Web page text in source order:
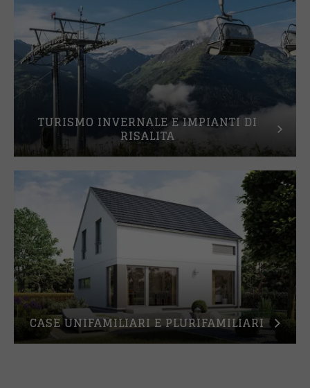
TURISMO INVERNALE E IMPIANTI DI
RISALITA
CASE UNIFAMILIARI E PLURIFAMILIARI